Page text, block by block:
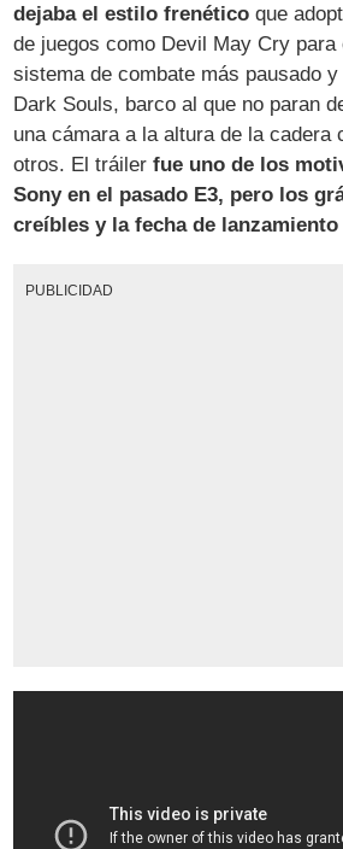
dejaba el estilo frenético que
de juegos como Devil May Cry para
sistema de combate más pausado
Dark Souls, barco al que no paran
una cámara a la altura de la cadera
otros. El tráilerfue uno de los
Sony en el pasado E3, pero los
creíbles y la fecha de
PUBLICIDAD